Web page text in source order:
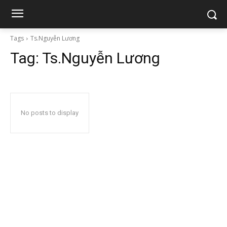
Tags Ts.Nguyễn Lương
Tag: Ts.Nguyễn Lương
No posts to display